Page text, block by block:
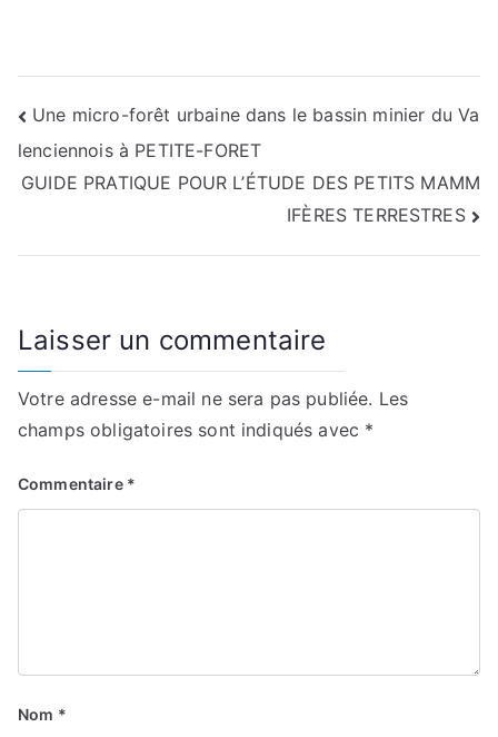
Navigation
de
Une micro-forêt urbaine dans le bassin minier du Va
lenciennois à PETITE-FORET
GUIDE PRATIQUE POUR L’ÉTUDE DES PETITS MAMM
IFÈRES TERRESTRES
Laisser un commentaire
Votre adresse e-mail ne sera pas publiée. Les
champs obligatoires sont indiqués avec *
Commentaire *
Nom *